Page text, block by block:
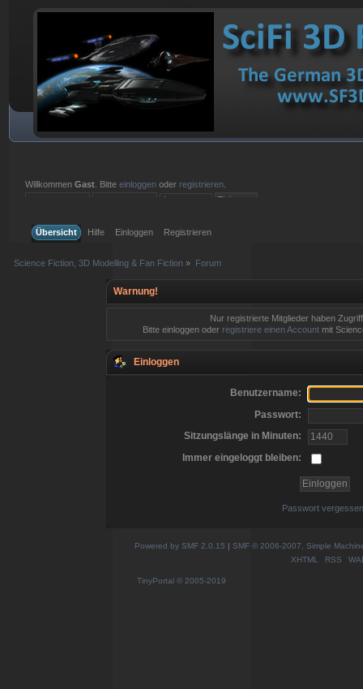
WillkommenGast . Bitteeinloggen oder registrieren
Übersicht
Hilfe Einloggen Registrieren
Science Fiction, 3D Modelling & Fan Fiction » Forum
Warnung!
Nur registrierte Mitglieder haben
Bitte einloggen oder registriere einen Account mit
Einloggen
Benutzername:
Passwort:
Sitzungslänge in Minuten:
Immer eingeloggt bleiben:
Passwort
Powered by SMF 2.0.15 | SMF © 2006-2007, Simple
XHTML
RSS
TinyPortal © 2005-2019